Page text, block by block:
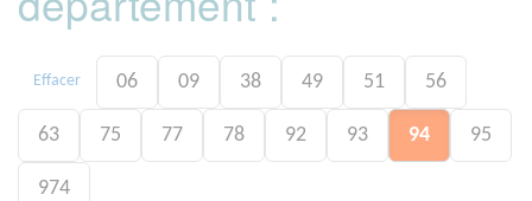
Effacer 06 09 38 49 51 56
63 75 77 78 92 93 94 95
974